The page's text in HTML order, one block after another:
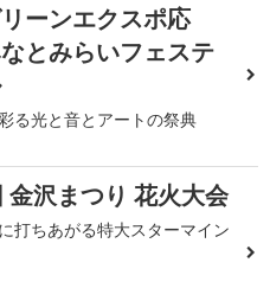
ーンエクスポ応
とみらいフェステ
る光と音とアートの祭典
金沢まつり 花火大会
打ちあがる特大スターマイン